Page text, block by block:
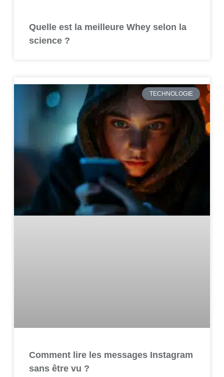
Quelle est la meilleure Whey selon la
science ?
TECHNOLOGIE
Comment lire les messages Instagram
sans être vu ?